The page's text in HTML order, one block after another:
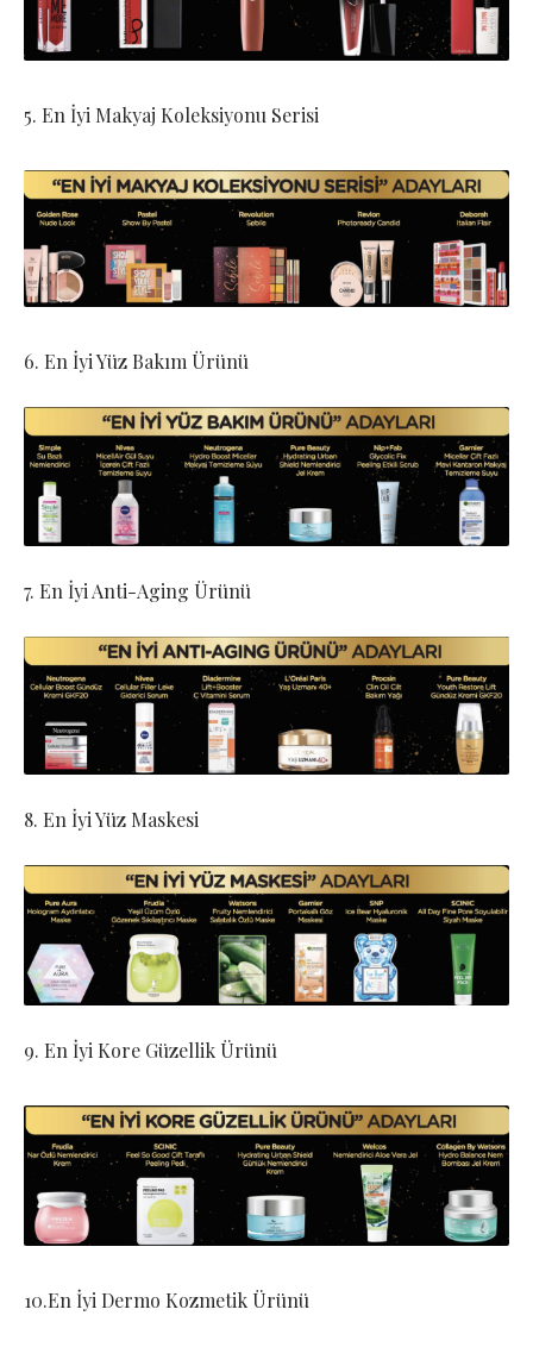
5. En İyi Makyaj Koleksiyonu Serisi
6. En İyi Yüz Bakım Ürünü
7. En İyi Anti-Aging Ürünü
8. En İyi Yüz Maskesi
9. En İyi Kore Güzellik Ürünü
10.En İyi Dermo Kozmetik Ürünü